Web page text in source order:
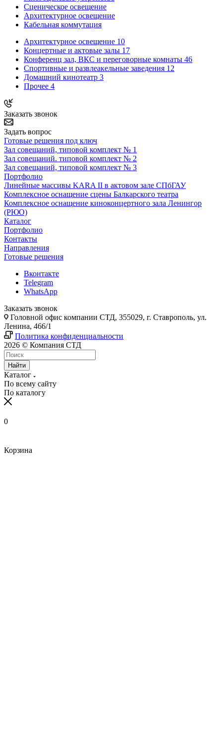
Сценическое освещение
Архитектурное освещение
Кабельная коммутация
Архитектурное освещение 10
Концертные и актовые залы 17
Конференц зал, ВКС и переговорные комнаты 46
Спортивные и развлеакельные заведения 12
Домашний кинотеатр 3
Прочее 4
Заказать звонок
Задать вопрос
Готовые решения под ключ
Зал совещаний, типовой комплект № 1
Зал совещаний. типовой комплект № 2
Зал совещаний, типовой комплект № 3
Портфолио
Линейные массивы KARA II в актовом зале СПбГАУ
Комплексное оснащение сцены Балкарского театра
Комплексное оснащение киноконцертного зала Ленингор
(РЮО)
Каталог
Портфолио
Контакты
Направления
Готовые решения
Вконтакте
Telegram
WhatsApp
Заказать звонок
Головной офис компании СТД, 355029, г. Ставрополь, ул.
Ленина, 466/1
Политика конфиденциальности
2026 © Компания СТД
Найти
Каталог
По всему сайту
По каталогу
0
Корзина